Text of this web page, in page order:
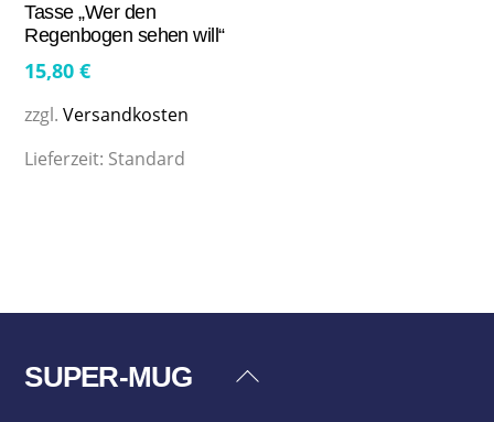
Tasse „Wer den
Regenbogen sehen will“
15,80€
zzgl.Versandkosten
Lieferzeit: Standard
Back
SUPER-MUG